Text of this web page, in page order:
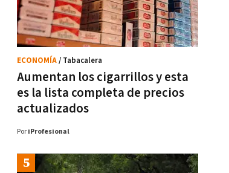
Aumentan los cigarrillos y esta
es la lista completa de precios
actualizados
ECONOMÍA/ Tabacalera
Por iProfesional